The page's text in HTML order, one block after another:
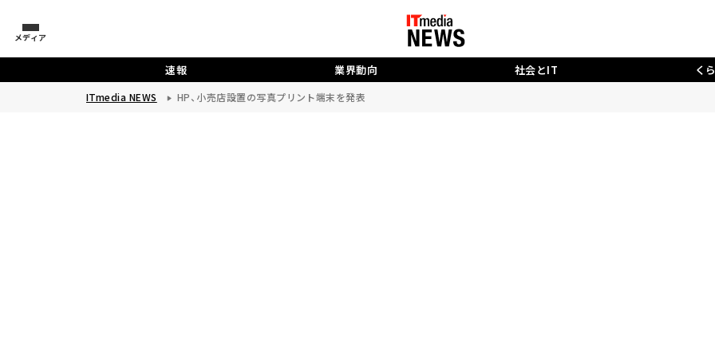
メディア
速報 業界動向 社会とIT く
ITmedia NEWS HP、小売店設置の写真プリント端末を発表